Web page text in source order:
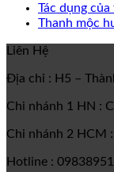
Tác dụng
Thanh mộc
Liên Hệ
Địa chỉ : H5 –
Chi nhánh 1 HN :
Chi nhánh 2 HCM
Hotline :